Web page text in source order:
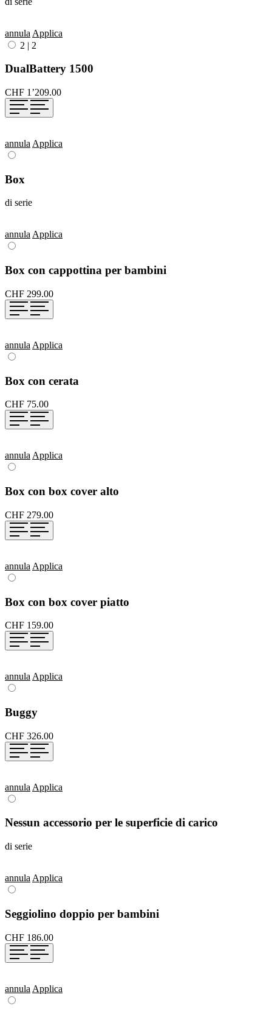
annula Applica
2 | 2
DualBattery 1500
CHF 1’209.00
annula Applica
Box
di serie
annulaApplica
Box con cappottina per bambini
CHF 299.00
annula Applica
Box con cerata
CHF 75.00
annula Applica
Box con box cover alto
CHF 279.00
annula Applica
Box con box cover piatto
CHF 159.00
annula Applica
Buggy
CHF 326.00
annula Applica
Nessun accessorio per le superficie di carico
di serie
annula Applica
Seggiolino doppio per bambini
CHF 186.00
annula Applica